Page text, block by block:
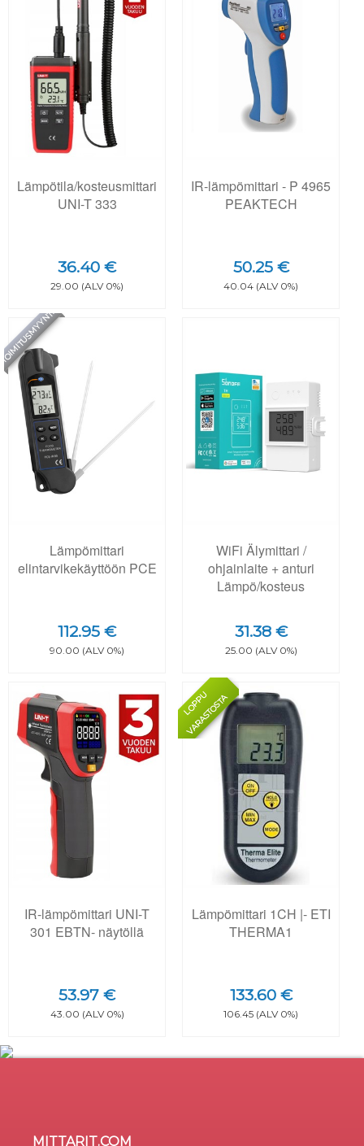
Lämpötila/kosteusmittari
UNI-T 333
36.40 €
29.00 (ALV 0%)
IR-lämpömittari - P 4965
PEAKTECH
50.25 €
40.04 (ALV 0%)
Lämpömittari
elintarvikekäyttöön PCE
112.95 €
90.00 (ALV 0%)
WiFi Älymittari /
ohjainlaite + anturi
Lämpö/kosteus
31.38 €
25.00 (ALV 0%)
IR-lämpömittari UNI-T
301 EBTN- näytöllä
53.97 €
43.00 (ALV 0%)
L
O
P
P
U
V
A
R
A
S
T
O
S
T
A
Lämpömittari 1CH |- ETI
THERMA1
133.60 €
106.45 (ALV 0%)
MITTARIT.COM